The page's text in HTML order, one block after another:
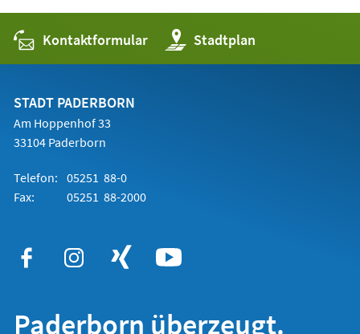
Kontaktformular Stadtplan
(Öffnet
in
einem
STADT PADERBORN
Am Hoppenhof 33
33104 Paderborn
Telefon: 05251 88-0
Fax:
05251 88-2000
Paderborn überzeugt.